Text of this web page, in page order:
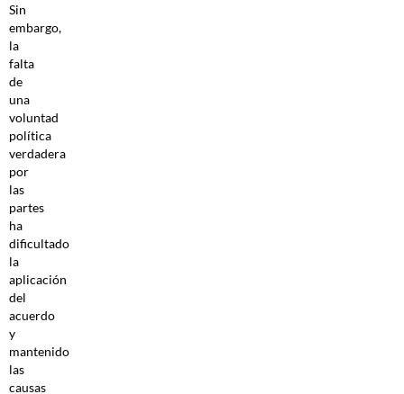
Sin
embargo,
la
falta
de
una
voluntad
política
verdadera
por
las
partes
ha
dificultado
la
aplicación
del
acuerdo
y
mantenido
las
causas